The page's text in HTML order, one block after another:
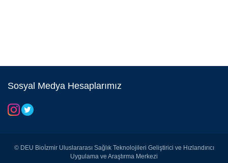
Sosyal Medya Hesaplarımız
© DEU Bioİzmir Uluslararası Sağlık Teknolojileri Geliştirici ve Hızlandırıcı
Uygulama ve Araştırma Merkezi